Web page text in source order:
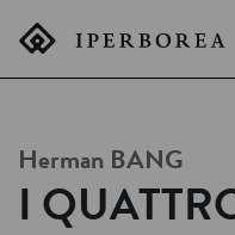
Herman BANG
I